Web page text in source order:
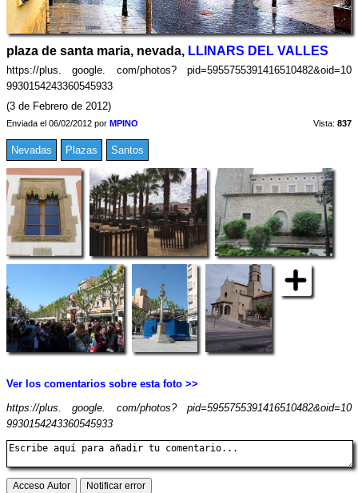
plaza de santa maria, nevada, LLINARS DEL VALLES
https://plus. google. com/photos? pid=5955755391416510482&oid=10
9930154243360545933
(3 de Febrero de 2012)
Enviada el 06/02/2012 por MPINO Vista: 837
Nevadas Plazas Santos
Ver los comentarios sobre esta foto >>
https://plus. google. com/photos? pid=5955755391416510482&oid=10
9930154243360545933